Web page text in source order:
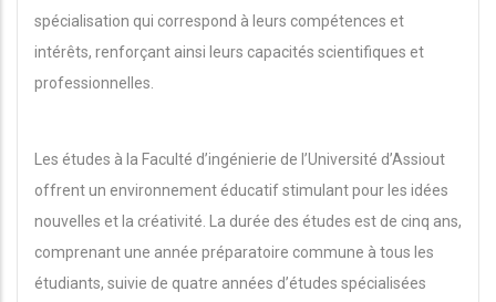
spécialisation qui correspond à leurs compétences et
intérêts, renforçant ainsi leurs capacités scientifiques et
professionnelles.
Les études à la Faculté d’ingénierie de l’Université d’Assiout
offrent un environnement éducatif stimulant pour les idées
nouvelles et la créativité. La durée des études est de cinq ans,
comprenant une année préparatoire commune à tous les
étudiants, suivie de quatre années d’études spécialisées